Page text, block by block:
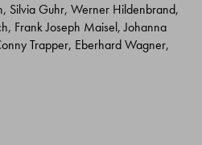
Silvia Guhr, Werner Hildenbrand,
Frank Joseph Maisel, Johanna
Trapper, Eberhard Wagner,